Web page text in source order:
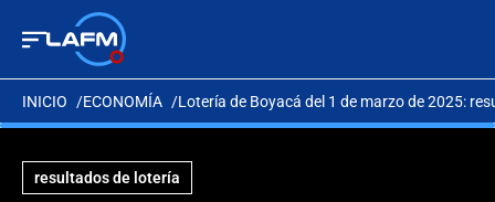
INICIO ECONOMÍA Lotería de Boyacá del 1 de marzo de 2025:
resultados de lotería